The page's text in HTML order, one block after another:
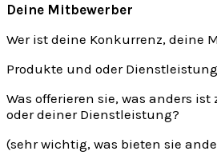
Deine Mitbewerber
Wer ist deine Konkurrenz, deine
Produkte und oder
Was offerieren sie, was anders
oder deiner Dienstleistung?
(sehr wichtig, was bieten sie